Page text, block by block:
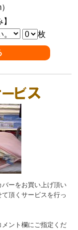
枚
ーをお買い上げ頂い
頂くサービスを行っ
ント欄にご指定くだ